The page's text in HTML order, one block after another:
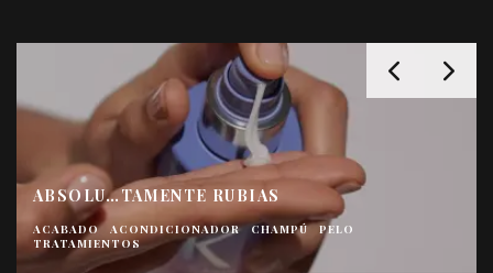
ABSOLU…TAMENTE RUBIAS
ACABADO ACONDICIONADOR CHAMPÚ
PELO
TRATAMIENTOS